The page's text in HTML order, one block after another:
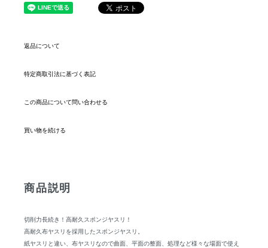
返品について
特定商取引法に基づく表記
この商品について問い合わせる
買い物を続ける
商品説明
切削力長続き！高耐久スポンジヤスリ！
高耐久布ヤスリを採用したスポンジヤスリ。
紙ヤスリと違い、布ヤスリなので曲面、平面の整面、処理など様々な場面で使え